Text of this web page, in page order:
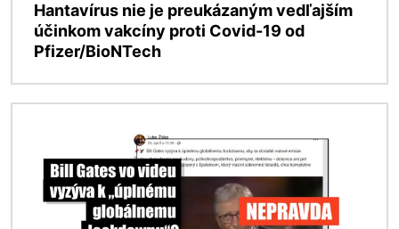
Hantavírus nie je preukázaným vedľajším
účinkom vakcíny proti Covid-19 od
Pfizer/BioNTech